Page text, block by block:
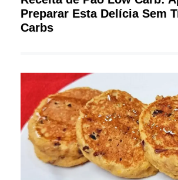
Preparar Esta Delícia Sem
Carbs